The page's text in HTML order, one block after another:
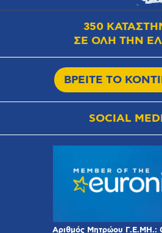
350
ΣΕ ΟΛΗ ΤΗΝ
ΒΡΕΙΤΕ ΤΟ
SOCIAL